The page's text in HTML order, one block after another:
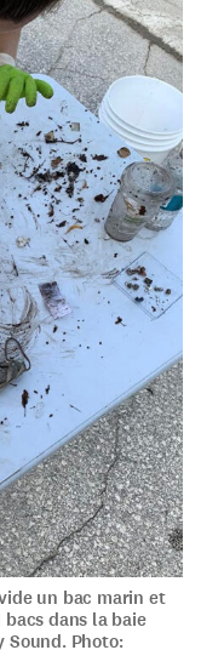
un bac marin et
bacs dans la baie
Sound. Photo: